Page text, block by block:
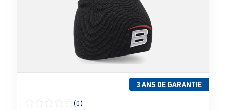
3 ANS DE GARANTIE
(0)